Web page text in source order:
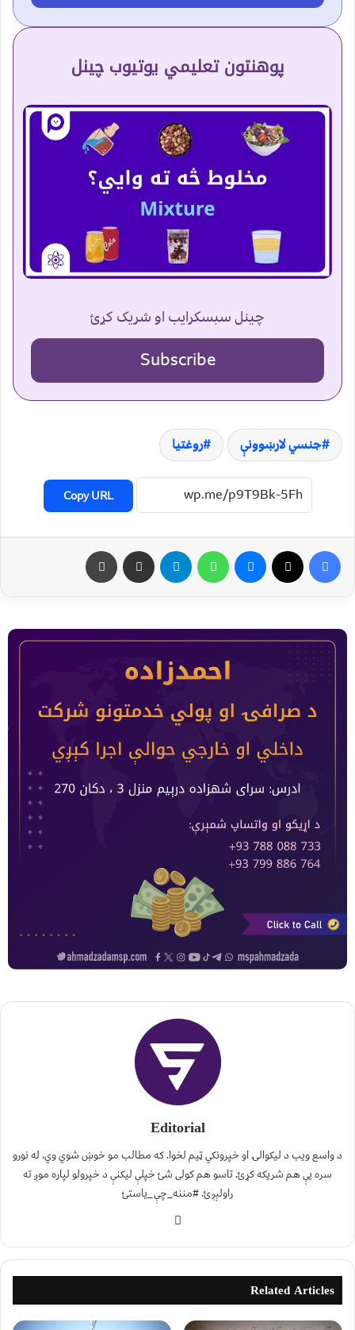
پوهنتون تعلیمي یوتیوب چینل
چینل سبسکرایب او شریک کړئ
Subscribe
جنسي‌ لارښوونې روغتیا
Copy URL
Editorial
د واسع ویب د لیکوالۍ او خپرونکي ټیم لخوا. که مطالب مو خوښ شوي وي، له نورو
سره یې هم شریکه کړئ. تاسو هم کولی شئ خپلې لیکنې د خپرولو لپاره موږ ته
راولېږئ. #مننه_چې_یاستئ
Related Articles